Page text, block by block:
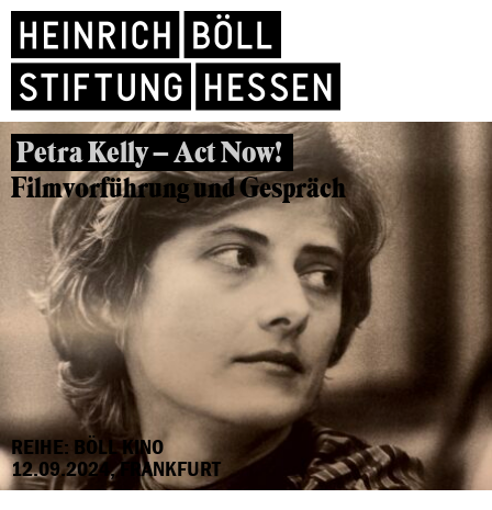
Petra Kelly – Act Now!
Filmvorführung und Gespräch
REIHE: BÖLL KINO
12.09.2024, FRANKFURT